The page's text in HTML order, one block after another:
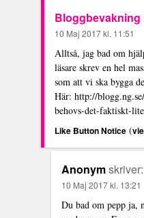
Bloggbevakning
10 Maj 2017 kl. 11:51
Alltså, jag bad om
läsare skrev en hel
som att vi ska bygga
Här: http://
behovs-det-faktiskt-
Like Button Notice (
Anonymskriver:
10 Maj 2017 kl. 13:21
Du bad om pepp ja,